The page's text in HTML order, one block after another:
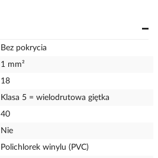
Bez pokrycia
1 mm²
18
Klasa 5 = wielodrutowa giętka
40
Nie
Polichlorek winylu (PVC)